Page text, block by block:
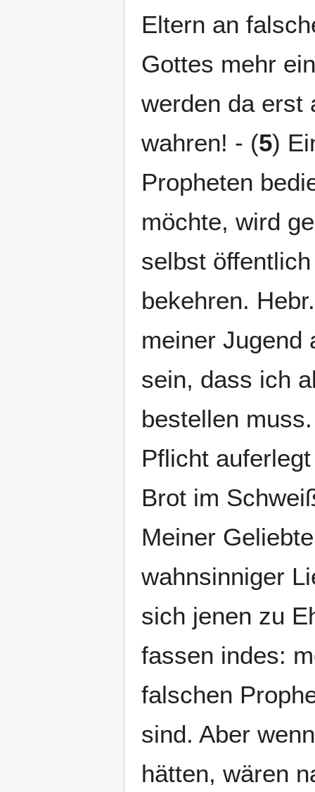
Eltern an
Gottes mehr
werden da erst
wahren! - (5)
Propheten
möchte, wird
selbst
bekehren.
meiner Jugend
sein, dass ich
bestellen
Pflicht
Brot im
Meiner
wahnsinniger
sich jenen zu
fassen indes:
falschen
sind. Aber
hätten, wären